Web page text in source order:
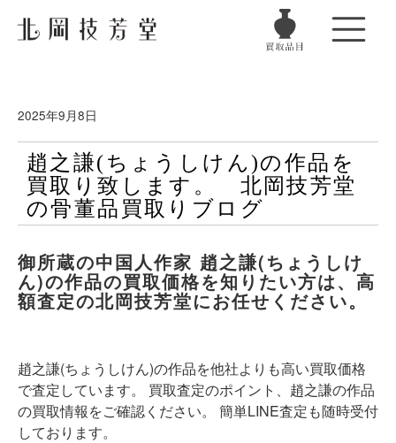
2025年9月8日
趙之謙(ちょうしけん)の作品を
買取り致します。 北岡技芳堂
の骨董品買取りブログ
御所蔵の中国人作家 趙之謙(ちょうしけ
ん)の作品の買取価格を知りたい方は、高
額査定の北岡技芳堂にお任せください。
趙之謙(ちょうしけん)の作品を他社よりも高い買取価格
で査定しています。 買取査定のポイント、 趙之謙の作品
の買取情報をご確認ください。 簡単LINE査定も随時受付
しております。